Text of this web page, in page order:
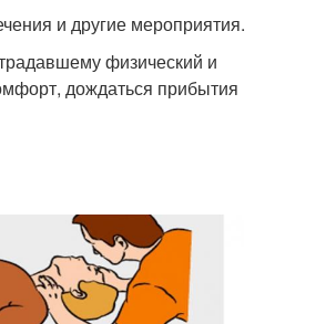
и другие мероприятия.
физический и
дождаться прибытия